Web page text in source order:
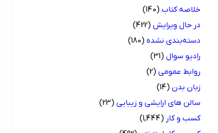
خلاصه کتاب (140)
در حال ویرایش (422)
دسته‌بندی نشده (180)
رادیو سوال (31)
روابط عمومی (2)
زبان بدن (14)
سالن های ارایشی و زیبایی (23)
کسب و کار (1,444)